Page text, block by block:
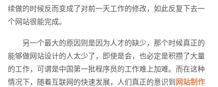
续做的时候反而变成了对前一天工作的修改，如此反复下去一
个网站很能完成。
另一个最大的原因则是因为人才的缺少，那个时候真正的
能够做网站设计的人太少了，即使是会，也必定是积攒了大量
的工作，可谓是中国第一批程序员的工作难上加难。而在这种
情况下，随着互联网的快速发展，人们真正的意识到 网站制作